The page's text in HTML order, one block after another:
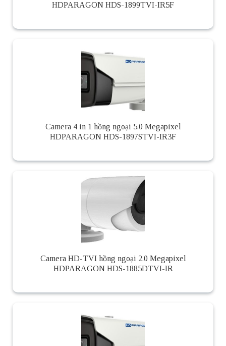
HDPARAGON HDS-1899TVI-IR5F
Camera 4 in 1 hồng ngoại 5.0 Megapixel
HDPARAGON HDS-1897STVI-IR3F
Camera HD-TVI hồng ngoại 2.0 Megapixel
HDPARAGON HDS-1885DTVI-IR